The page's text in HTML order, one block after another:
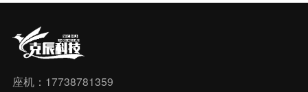
座机：17738781359